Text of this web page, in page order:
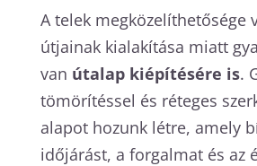
A telek megközelíthetősége
útjainak kialakítása miatt
van útalap kiépítésére is.
tömörítéssel és réteges
alapot hozunk létre, amely
időjárást, a forgalmat és az